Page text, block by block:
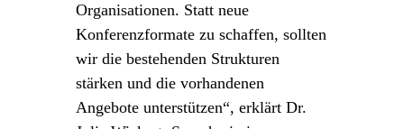
Organisationen. Statt neue
Konferenzformate zu schaffen, sollten
wir die bestehenden Strukturen
stärken und die vorhandenen
Angebote unterstützen“, erklärt Dr.